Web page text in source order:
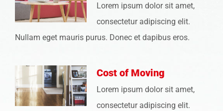
Lorem ipsum dolor sit amet,
consectetur adipiscing elit.
Nullam eget mauris purus. Donec et dapibus eros.
Cost of Moving
Lorem ipsum dolor sit amet,
consectetur adipiscing elit.